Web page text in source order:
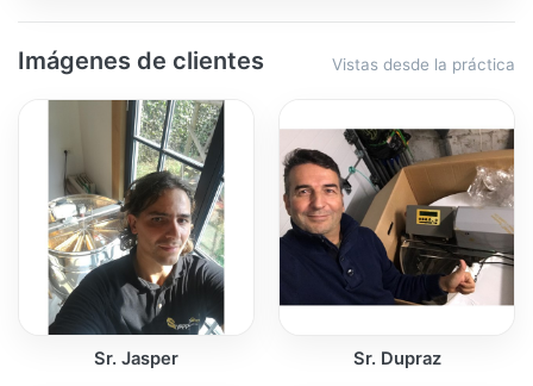
Imágenes de clientes Vistas desde la práctica
Sr. Jasper Sr. Dupraz